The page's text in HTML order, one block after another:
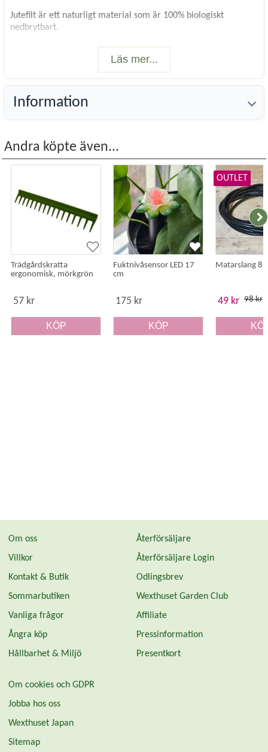
Jutefilt är ett naturligt material som är 100% biologiskt
nedbrytbart.
: Blackberry (björnbär)
: 50x150 cm, ca 4 mm tjock.
TIPS! Bind upp jutefilten med några av våra fina dekorband.
Läs mer...
Information
Andra köpte även...
Trädgårdskratta
ergonomisk, mörkgrön
57 kr
KÖP
Fuktnivåsensor LED 17
cm
175 kr
KÖP
OUTLET
Matarslang 8
49 kr 98 kr
Om oss
Villkor
Kontakt & Butik
Sommarbutiken
Vanliga frågor
Ångra köp
Hållbarhet & Miljö
Återförsäljare
Återförsäljare Login
Odlingsbrev
Wexthuset Garden Club
Affiliate
Pressinformation
Presentkort
Om cookies och GDPR
Jobba hos oss
Wexthuset Japan
Sitemap